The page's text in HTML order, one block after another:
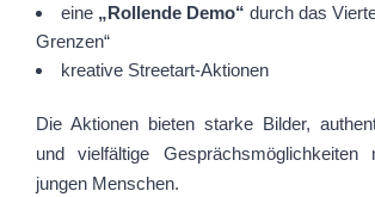
eine „Rollende Demo“ durch das
Grenzen“
kreative Streetart-Aktionen
Die Aktionen bieten starke Bilder,
und vielfältige Gesprächsmöglichkeiten
jungen Menschen.